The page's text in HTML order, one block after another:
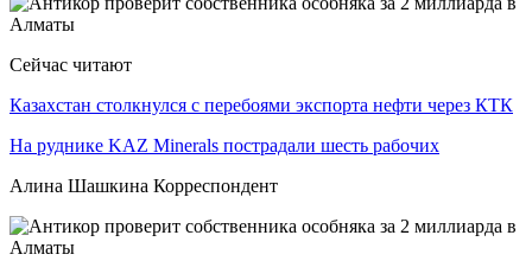
Сейчас читают
Казахстан столкнулся с перебоями экспорта нефти через КТК
На руднике KAZ Minerals пострадали шесть рабочих
Алина Шашкина Корреспондент